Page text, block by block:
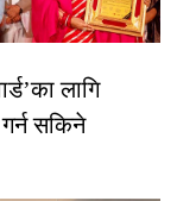
लागि
सकिने